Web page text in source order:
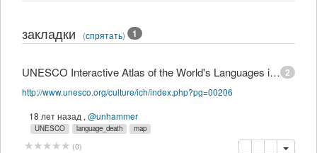
закладки (спрятать) 1
2
UNESCO Interactive Atlas of the World's Languages in Danger
http://www.unesco.org/culture/ich/index.php?pg=00206
18 лет назад , @unhammer
UNESCO language_death map
(0) копировать
удалить